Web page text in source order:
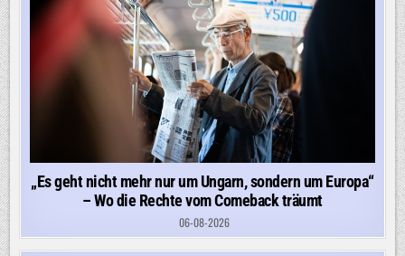
„Es geht nicht mehr nur um Ungarn, sondern um Europa“
– Wo die Rechte vom Comeback träumt
06-08-2026